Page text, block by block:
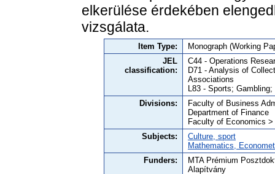
elkerülése érdekében
vizsgálata.
Item Type:
Monograph (Working
JEL
classification:
C44 - Operations
D71 - Analysis of
Associations
L83 - Sports;
Divisions:
Faculty of Business
Department of Finance
Faculty of Economics
Subjects:
Culture, sport
Mathematics,
Funders:
MTA Prémium
Alapítvány